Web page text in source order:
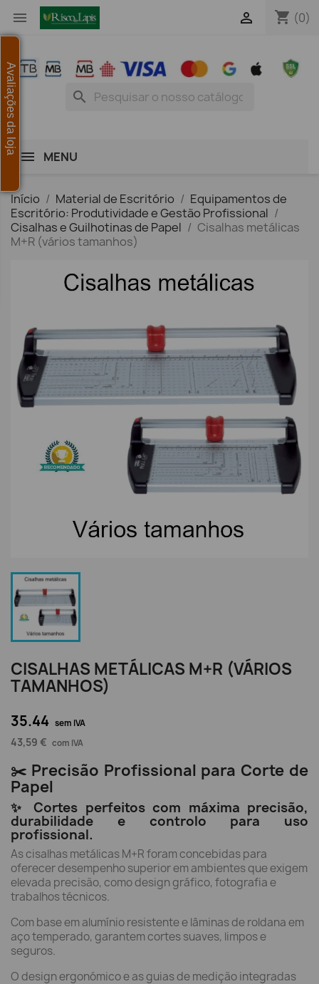
 shopping_cart (0)

search
MENU
Início Material de Escritório
Equipamentos de
Escritório: Produtividade e Gestão Profissional
Cisalhas e Guilhotinas de Papel
Cisalhas metálicas
M+R (vários tamanhos)
CISALHAS METÁLICAS M+R (VÁRIOS
TAMANHOS)
35.44 sem IVA
43,59 € com IVA
✂️ Precisão Profissional para Corte de
Papel
✨ Cortes perfeitos com máxima precisão,
durabilidade e controlo para uso
profissional.
As cisalhas metálicas M+R foram concebidas para
oferecer desempenho superior em ambientes que exigem
elevada precisão, como design gráfico, fotografia e
trabalhos técnicos.
Com base em alumínio resistente e lâminas de roldana em
aço temperado, garantem cortes suaves, limpos e
seguros.
O design ergonómico e as guias de medição integradas
Avaliações da loja